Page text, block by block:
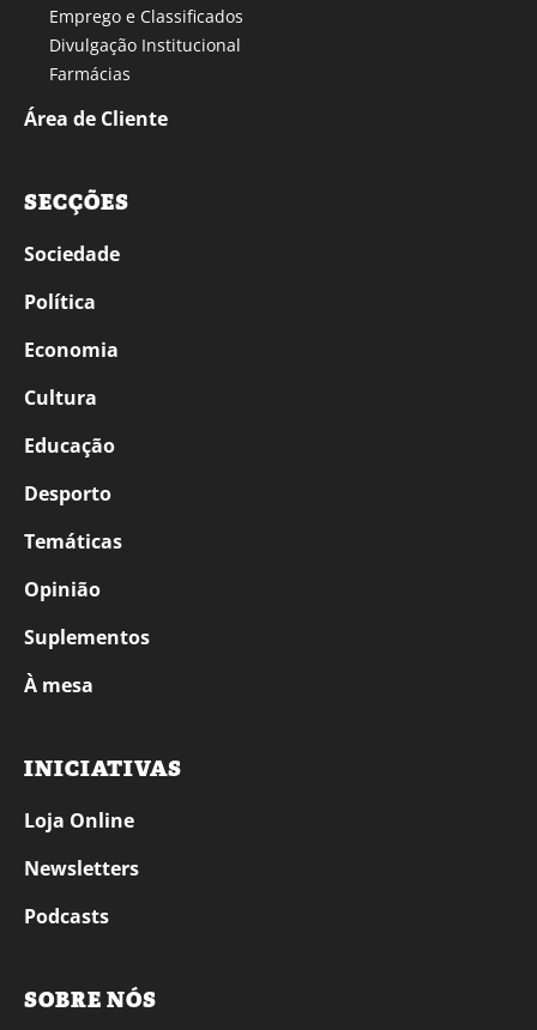
Emprego e Classificados
Divulgação Institucional
Farmácias
Área de Cliente
SECÇÕES
Sociedade
Política
Economia
Cultura
Educação
Desporto
Temáticas
Opinião
Suplementos
À mesa
INICIATIVAS
Loja Online
Newsletters
Podcasts
SOBRE NÓS